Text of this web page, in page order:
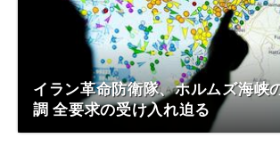
イラン革命防衛隊、ホルムズ海峡
調 全要求の受け入れ迫る